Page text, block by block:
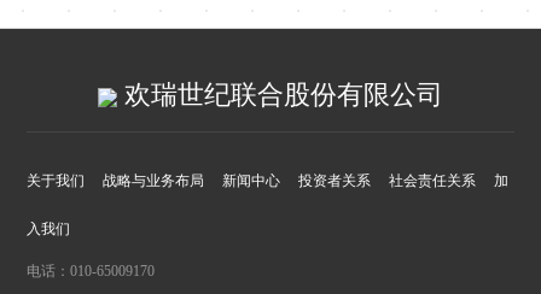
欢瑞世纪联合股份有限公司
关于我们 战略与业务布局 新闻中心 投资者关系 社会责任关系 加
入我们
电话：010-65009170